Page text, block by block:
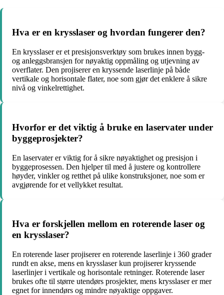
Hva er en krysslaser og hvordan fungerer den?
En krysslaser er et presisjonsverktøy som brukes innen bygg-
og anleggsbransjen for nøyaktig oppmåling og utjevning av
overflater. Den projiserer en kryssende laserlinje på både
vertikale og horisontale flater, noe som gjør det enklere å sikre
nivå og vinkelrettighet.
Hvorfor er det viktig å bruke en laservater under
byggeprosjekter?
En laservater er viktig for å sikre nøyaktighet og presisjon i
byggeprosessen. Den hjelper til med å justere og kontrollere
høyder, vinkler og retthet på ulike konstruksjoner, noe som er
avgjørende for et vellykket resultat.
Hva er forskjellen mellom en roterende laser og
en krysslaser?
En roterende laser projiserer en roterende laserlinje i 360 grader
rundt en akse, mens en krysslaser kun projiserer kryssende
laserlinjer i vertikale og horisontale retninger. Roterende laser
brukes ofte til større utendørs prosjekter, mens krysslaser er mer
egnet for innendørs og mindre nøyaktige oppgaver.